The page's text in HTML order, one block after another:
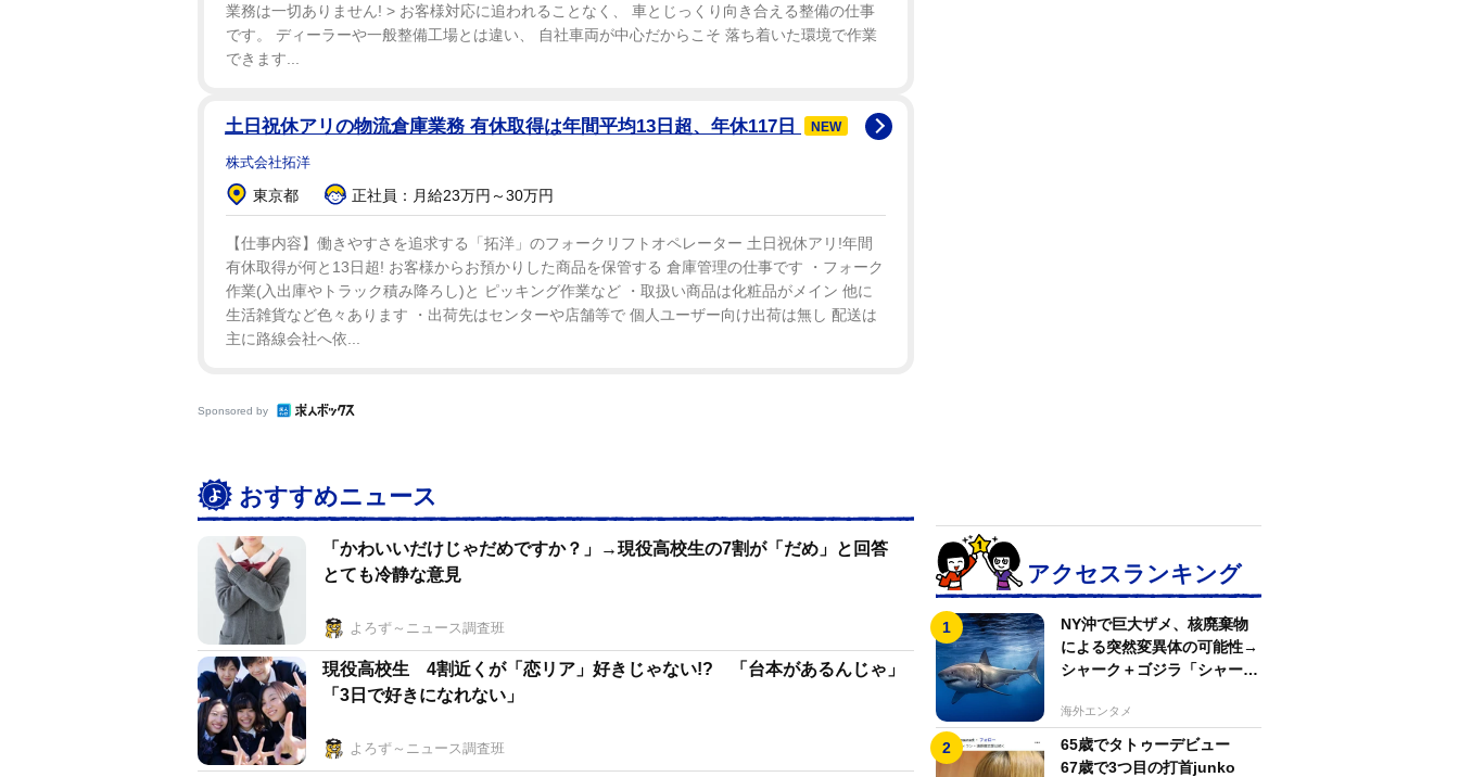
業務は一切ありません! > お客様対応に追われることなく、 車とじっくり向き合える整備の仕事
です。 ディーラーや一般整備工場とは違い、 自社車両が中心だからこそ 落ち着いた環境で作業
できます...
土日祝休アリの物流倉庫業務 有休取得は年間平均13日超、年休117日 NEW
株式会社拓洋
東京都 正社員：月給23万円～30万円
【仕事内容】働きやすさを追求する「拓洋」のフォークリフトオペレーター 土日祝休アリ!年間
有休取得が何と13日超! お客様からお預かりした商品を保管する 倉庫管理の仕事です ・フォーク
作業(入出庫やトラック積み降ろし)と ピッキング作業など ・取扱い商品は化粧品がメイン 他に
生活雑貨など色々あります ・出荷先はセンターや店舗等で 個人ユーザー向け出荷は無し 配送は
主に路線会社へ依...
Sponsored by
おすすめニュース
「かわいいだけじゃだめですか？」→現役高校生の7割が「だめ」と回答
とても冷静な意見
よろず～ニュース調査班
現役高校生 4割近くが「恋リア」好きじゃない!? 「台本があるんじゃ」
「3日で好きになれない」
よろず～ニュース調査班
アクセスランキング
NY沖で巨大ザメ、核廃棄物
による突然変異体の可能性→
シャーク＋ゴジラ「シャーク
海外エンタメ
65歳でタトゥーデビュー
67歳で3つ目の打首junko